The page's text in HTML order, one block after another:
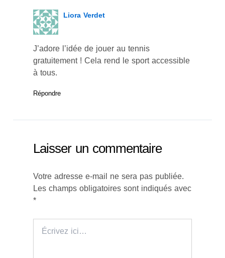
Liora Verdet
J’adore l’idée de jouer au tennis
gratuitement ! Cela rend le sport accessible
à tous.
Répondre
Laisser un commentaire
Votre adresse e-mail ne sera pas publiée.
Les champs obligatoires sont indiqués avec
*
ici…